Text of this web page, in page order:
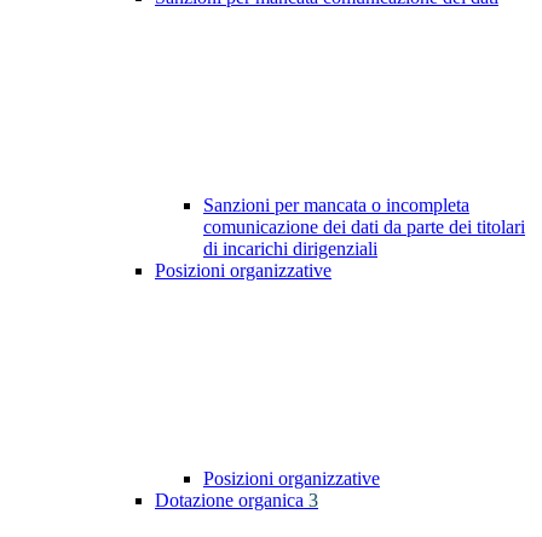
Sanzioni per mancata o incompleta
comunicazione dei dati da parte dei titolari
di incarichi dirigenziali
Posizioni organizzative
Posizioni organizzative
Dotazione organica 3